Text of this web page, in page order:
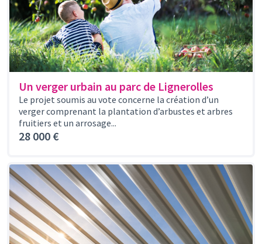
Un verger urbain au parc de Lignerolles
Le projet soumis au vote concerne la création d’un
verger comprenant la plantation d’arbustes et arbres
fruitiers et un arrosage...
28 000 €